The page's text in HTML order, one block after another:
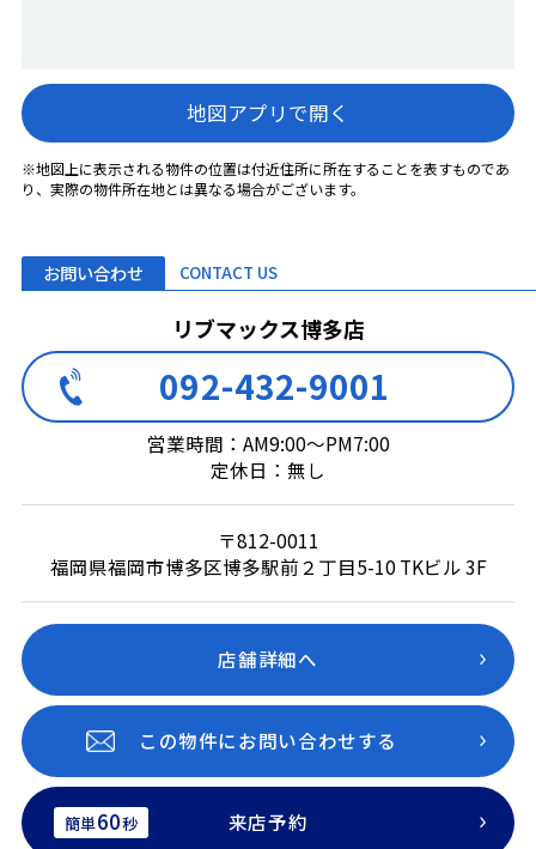
地図アプリで開く
※地図上に表示される物件の位置は付近住所に所在することを表すものであ
り、実際の物件所在地とは異なる場合がございます。
お問い合わせ CONTACT US
リブマックス博多店
092-432-9001
営業時間：AM9:00～PM7:00
定休日：無し
〒812-0011
福岡県福岡市博多区博多駅前２丁目5-10 TKビル 3F
店舗詳細へ
この物件にお問い合わせする
簡単60秒 来店予約